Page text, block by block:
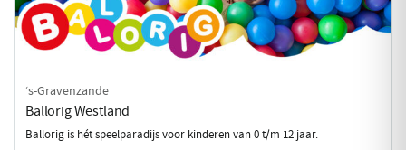
‘s-Gravenzande
Ballorig Westland
Ballorig is hét speelparadijs voor kinderen van 0 t/m 12 jaar.